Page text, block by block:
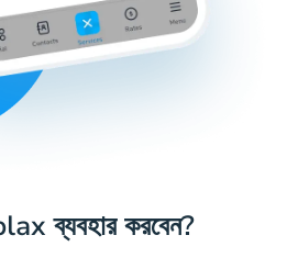
ব্যবহার করবেন?